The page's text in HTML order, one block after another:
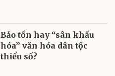
Bảo tồn hay “sân khấu
hóa” văn hóa dân tộc
thiểu số?